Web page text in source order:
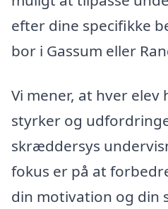
efter dine specifikke
bor i Gassum eller
Vi mener, at hver elev
styrker og
skræddersys
fokus er på at
din motivation og din